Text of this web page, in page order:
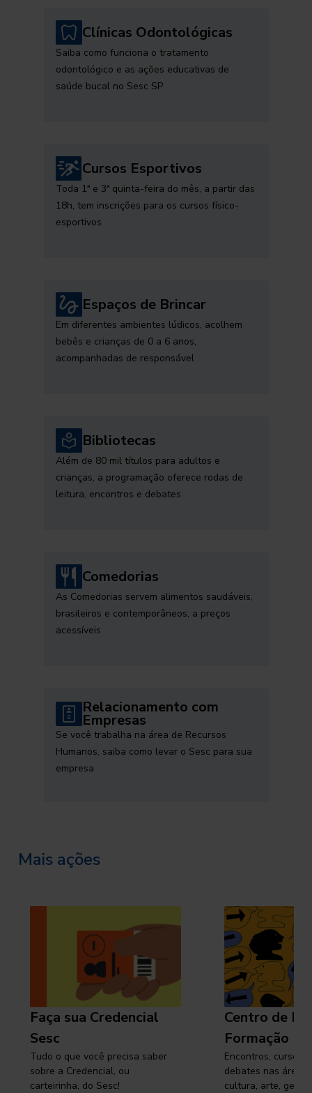
Clínicas Odontológicas
Saiba como funciona o tratamento
odontológico e as ações educativas de
saúde bucal no Sesc SP
Cursos Esportivos
Toda 1ª e 3ª quinta-feira do mês, a partir das
18h, tem inscrições para os cursos físico-
esportivos
Espaços de Brincar
Em diferentes ambientes lúdicos, acolhem
bebês e crianças de 0 a 6 anos,
acompanhadas de responsável
Bibliotecas
Além de 80 mil títulos para adultos e
crianças, a programação oferece rodas de
leitura, encontros e debates
Comedorias
As Comedorias servem alimentos saudáveis,
brasileiros e contemporâneos, a preços
acessíveis
Relacionamento com
Empresas
Se você trabalha na área de Recursos
Humanos, saiba como levar o Sesc para sua
empresa
Mais ações
Faça sua Credencial
Sesc
Tudo o que você precisa saber
sobre a Credencial, ou
carteirinha, do Sesc!
Centro de
Formação
Encontros, cursos,
debates nas áreas
cultura, arte,